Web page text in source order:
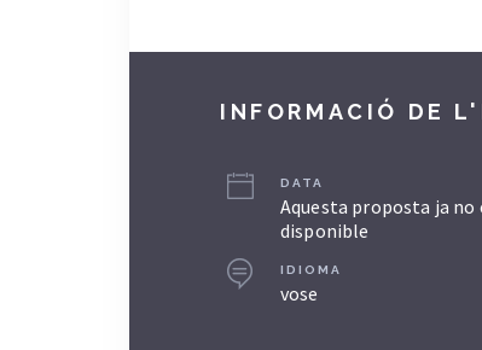
INFORMACIÓ DE
DATA
Aquesta proposta ja no
disponible
IDIOMA
vose